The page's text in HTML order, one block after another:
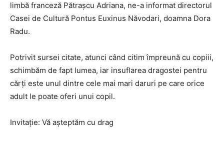
limbă franceză Pătrașcu Adriana, ne-a informat directorul
Casei de Cultură Pontus Euxinus Năvodari, doamna Dora
Radu.
Potrivit sursei citate, atunci când citim împreună cu copiii,
schimbăm de fapt lumea, iar insuflarea dragostei pentru
cărți este unul dintre cele mai mari daruri pe care orice
adult le poate oferi unui copil.
Invitație: Vă așteptăm cu drag